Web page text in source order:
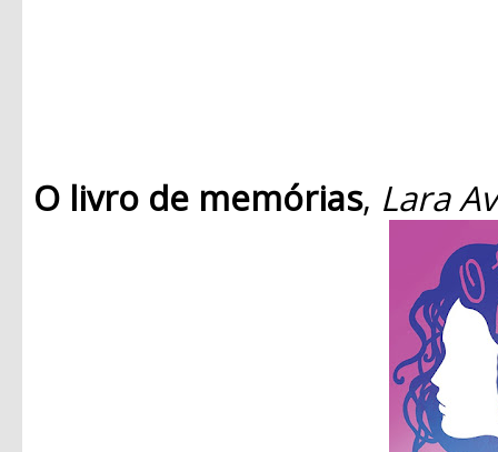
O livro de memórias, Lara